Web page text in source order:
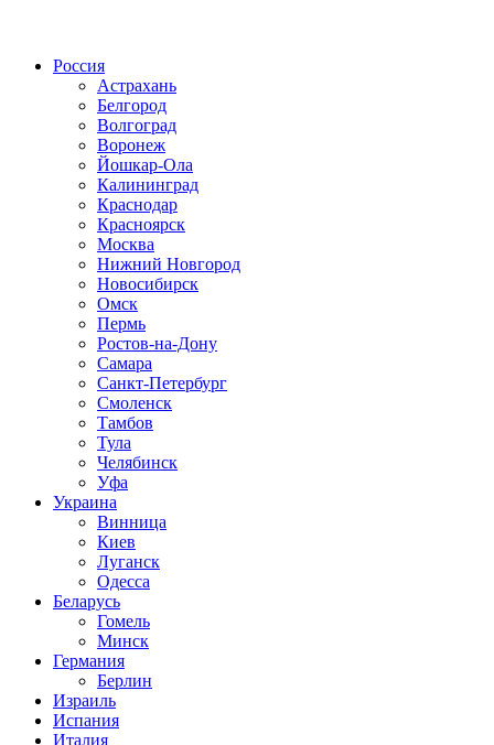
Россия
Астрахань
Белгород
Волгоград
Воронеж
Йошкар-Ола
Калининград
Краснодар
Красноярск
Москва
Нижний Новгород
Новосибирск
Омск
Пермь
Ростов-на-Дону
Самара
Санкт-Петербург
Смоленск
Тамбов
Тула
Челябинск
Уфа
Украина
Винница
Киев
Луганск
Одесса
Беларусь
Гомель
Минск
Германия
Берлин
Израиль
Испания
Италия